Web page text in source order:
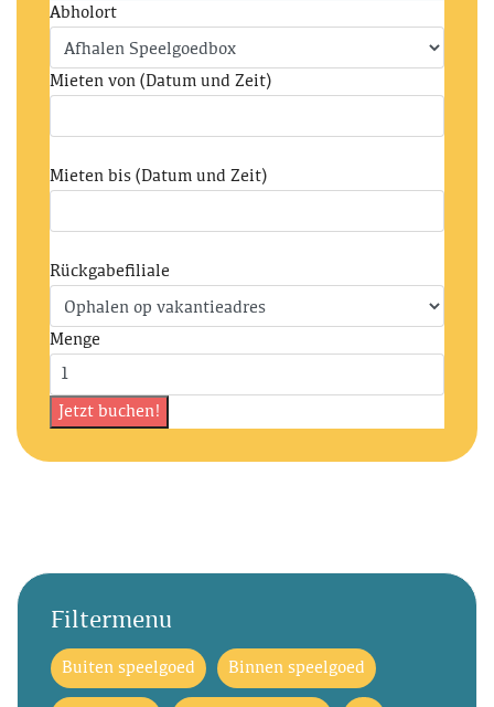
Abholort
Mieten von (Datum und Zeit)
Mieten bis (Datum und Zeit)
Rückgabefiliale
Menge
Filtermenu
Buiten speelgoed Binnen speelgoed